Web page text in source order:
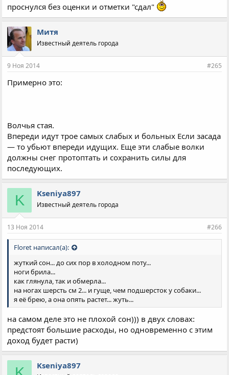
проснулся без оценки и отметки "сдал"
Митя
Известный деятель города
9 Ноя 2014 #265
Примерно это:
Волчья стая.
Впереди идут трое самых слабых и больных Если засада
— то убьют впереди идущих. Еще эти слабые волки
должны снег протоптать и сохранить силы для
последующих.
K Kseniya897
Известный деятель города
13 Ноя 2014 #266
Floret написал(а):
жуткий сон... до сих пор в холодном поту...
ноги брила...
как глянула, так и обмерла...
на ногах шерсть см 2... и гуще, чем подшерсток у собаки...
я её брею, а она опять растет... жуть...
на самом деле это не плохой сон))) в двух словах:
предстоят большие расходы, но одновременно с этим
доход будет расти)
Kseniya897